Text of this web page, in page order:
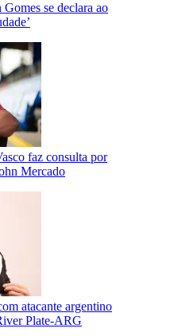
se declara ao
faz consulta por
Mercado
atacante argentino
Plate-ARG